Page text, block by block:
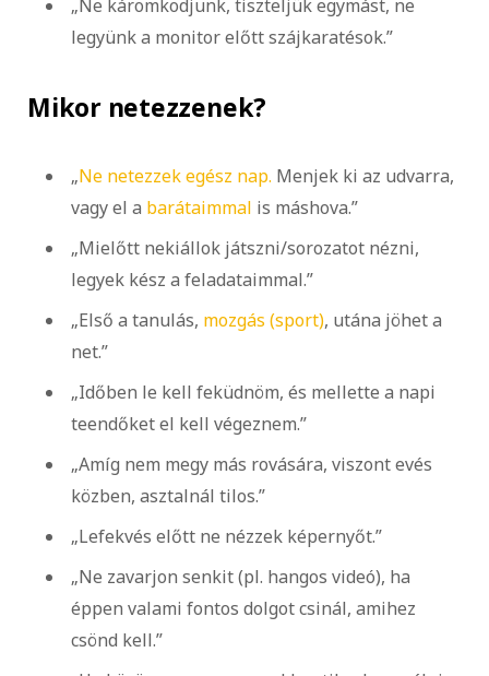
„Ne káromkodjunk, tiszteljük egymást, ne
legyünk a monitor előtt szájkaratésok.”
Mikor netezzenek?
„Ne netezzek egész nap. Menjek ki az udvarra,
vagy el a barátaimmal is máshova.”
„Mielőtt nekiállok játszni/sorozatot nézni,
legyek kész a feladataimmal.”
„Első a tanulás, mozgás (sport), utána jöhet a
net.”
„Időben le kell feküdnöm, és mellette a napi
teendőket el kell végeznem.”
„Amíg nem megy más rovására, viszont evés
közben, asztalnál tilos.”
„Lefekvés előtt ne nézzek képernyőt.”
„Ne zavarjon senkit (pl. hangos videó), ha
éppen valami fontos dolgot csinál, amihez
csönd kell.”